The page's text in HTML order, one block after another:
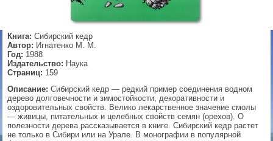
Книга: Сибирский кедр
Автор: Игнатенко М. М.
Год: 1988
Издательство: Наука
Страниц: 159
Описание: Сибирский кедр — редкий пример соединения водном
дерево долговечности и зимостойкости, декоративности и
оздоровительных свойств. Велико лекарственное значение смолы
— живицы, питательных и целебных свойств семян (орехов). О
полезности дерева рассказывается в книге. Сибирский кедр растет
не только в Сибири или на Урале. В монографии в популярной
▼
▼